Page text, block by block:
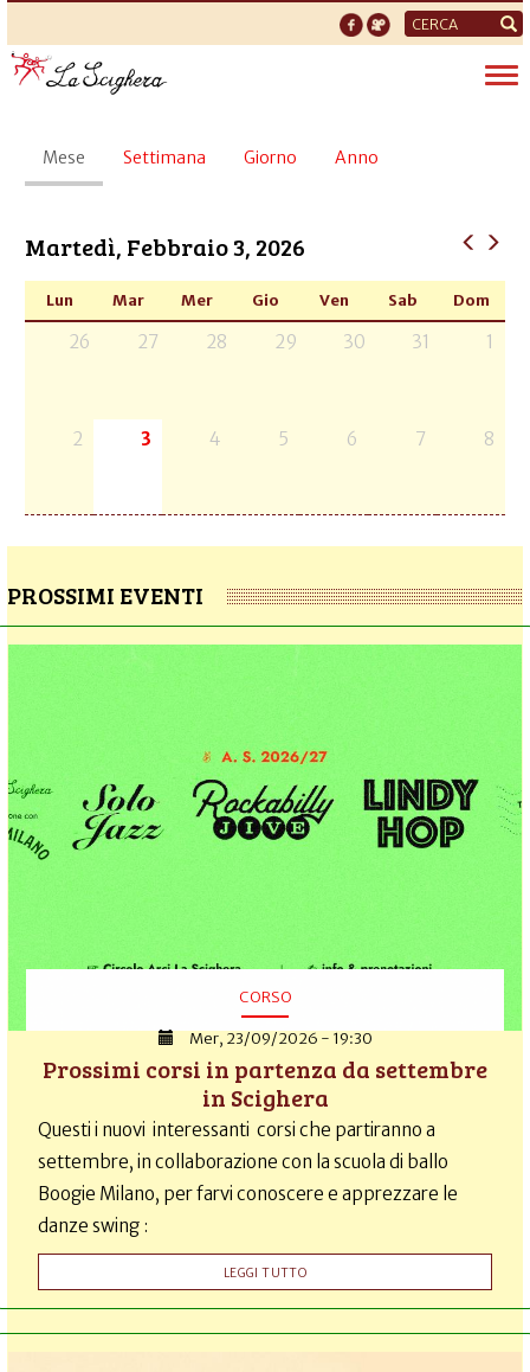
Form
di
ricerca
Schede
primarie
Mese (scheda
attiva)
Settimana Giorno Anno
Martedì, Febbraio 3, 2026
Lun Mar Mer Gio Ven Sab Dom
26 27 28 29 30 31 1
2 3 4 5 6 7 8
PROSSIMI EVENTI
CORSO
Mer, 23/09/2026 - 19:30
Prossimi corsi in partenza da settembre
in Scighera
Questi i nuovi interessanti corsi che partiranno a
settembre, in collaborazione con la scuola di ballo
Boogie Milano, per farvi conoscere e apprezzare le
danze swing :
LEGGI TUTTO